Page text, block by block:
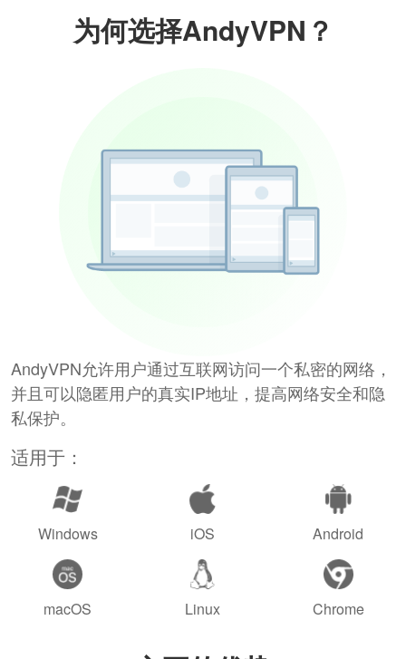
为何选择AndyVPN？
AndyVPN允许用户通过互联网访问一个私密的网络，
并且可以隐匿用户的真实IP地址，提高网络安全和隐
私保护。
适用于：
Windows iOS Android
macOS Linux Chrome